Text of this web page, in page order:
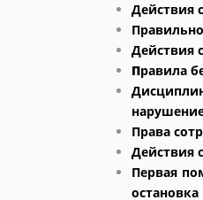
Действия
Действия
Правила
Права
Действия
Первая